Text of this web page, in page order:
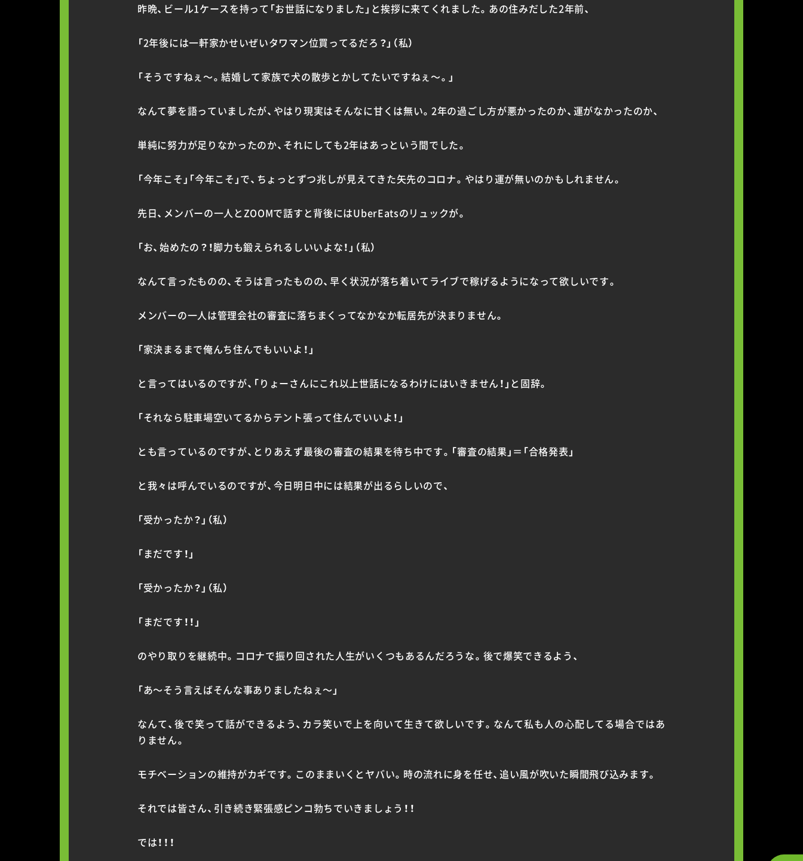
昨晩、ビール1ケースを持って「お世話になりました」と挨拶に来てくれました。あの住みだした2年前、
「2年後には一軒家かせいぜいタワマン位買ってるだろ？」（私）
「そうですねぇ〜。結婚して家族で犬の散歩とかしてたいですねぇ〜。」
なんて夢を語っていましたが、やはり現実はそんなに甘くは無い。2年の過ごし方が悪かったのか、運がなかったのか、
単純に努力が足りなかったのか、それにしても2年はあっという間でした。
「今年こそ」「今年こそ」で、ちょっとずつ兆しが見えてきた矢先のコロナ。やはり運が無いのかもしれません。
先日、メンバーの一人とZOOMで話すと背後にはUberEatsのリュックが。
「お、始めたの？！脚力も鍛えられるしいいよな！」（私）
なんて言ったものの、そうは言ったものの、早く状況が落ち着いてライブで稼げるようになって欲しいです。
メンバーの一人は管理会社の審査に落ちまくってなかなか転居先が決まりません。
「家決まるまで俺んち住んでもいいよ！」
と言ってはいるのですが、「りょーさんにこれ以上世話になるわけにはいきません！」と固辞。
「それなら駐車場空いてるからテント張って住んでいいよ！」
とも言っているのですが、とりあえず最後の審査の結果を待ち中です。「審査の結果」＝「合格発表」
と我々は呼んでいるのですが、今日明日中には結果が出るらしいので、
「受かったか？」（私）
「まだです！」
「受かったか？」（私）
「まだです！！」
のやり取りを継続中。コロナで振り回された人生がいくつもあるんだろうな。後で爆笑できるよう、
「あ〜そう言えばそんな事ありましたねぇ〜」
なんて、後で笑って話ができるよう、カラ笑いで上を向いて生きて欲しいです。なんて私も人の心配してる場合ではあ
りません。
モチベーションの維持がカギです。このままいくとヤバい。時の流れに身を任せ、追い風が吹いた瞬間飛び込みます。
それでは皆さん、引き続き緊張感ピンコ勃ちでいきましょう！！
では！！！